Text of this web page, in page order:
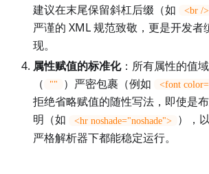
建议在末尾保留斜杠后缀（如
<br />
严谨的 XML 规范致敬，更是开发者
现。
属性赋值的标准化：所有属性的值
（
"" ）严密包裹（例如 <font
拒绝省略赋值的随性写法，即使是
明（如
<hr noshade="noshade">
），
严格解析器下都能稳定运行。